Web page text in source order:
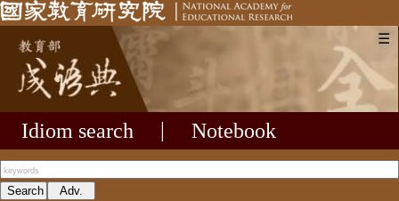
☰
Idiom search Notebook